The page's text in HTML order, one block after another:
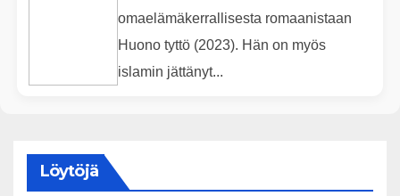
omaelämäkerrallisesta romaanistaan
Huono tyttö (2023). Hän on myös
islamin jättänyt...
Löytöjä